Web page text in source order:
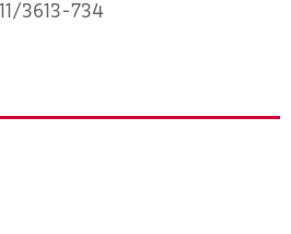
3613-734